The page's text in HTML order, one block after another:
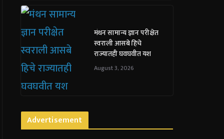
मंथन सामान्य ज्ञान परीक्षेत
स्वराली आसबे हिचे
राज्यातही घवघवीत यश
August 3, 2026
Advertisement